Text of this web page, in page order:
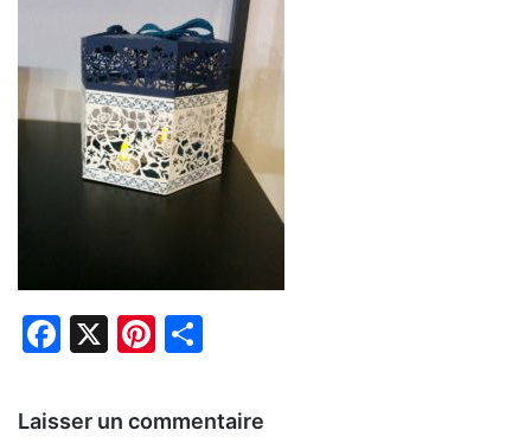
Facebook
X Pinterest
Laisser un commentaire